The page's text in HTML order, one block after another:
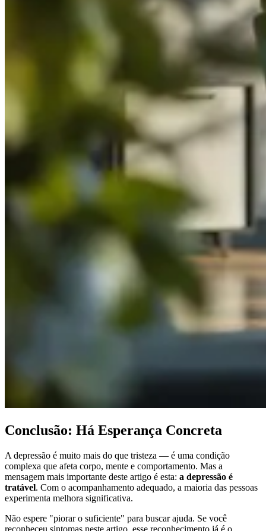
Conclusão: Há Esperança Concreta
A depressão é muito mais do que tristeza — é uma condição
complexa que afeta corpo, mente e comportamento. Mas a
mensagem mais importante deste artigo é esta: a depressão é
tratável. Com o acompanhamento adequado, a maioria das pessoas
experimenta melhora significativa.
Não espere "piorar o suficiente" para buscar ajuda. Se você
reconheceu sintomas neste artigo, esse reconhecimento já é o